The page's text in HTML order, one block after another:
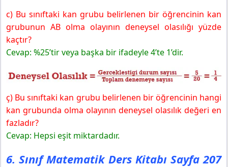
c) Bu sınıftaki kan grubu belirlenen bir öğrencinin kan
grubunun AB olma olayının deneysel olasılığı yüzde
kaçtır?
Cevap: %25’tir veya başka bir ifadeyle 4’te 1’dir.
ç) Bu sınıftaki kan grubu belirlenen bir öğrencinin hangi
kan grubunda olma olayının deneysel olasılık değeri en
fazladır?
Cevap: Hepsi eşit miktardadır.
6. Sınıf Matematik Ders Kitabı Sayfa 207